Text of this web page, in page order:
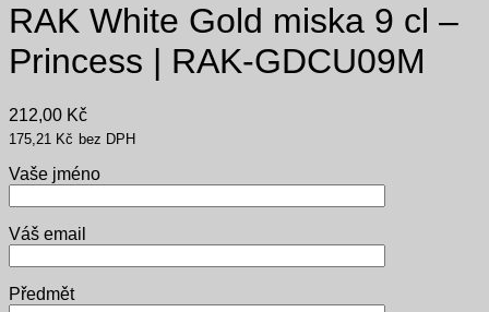
RAK White Gold miska 9 cl –
Princess | RAK-GDCU09M
212,00 Kč
175,21 Kč bez DPH
Vaše jméno
Váš email
Předmět